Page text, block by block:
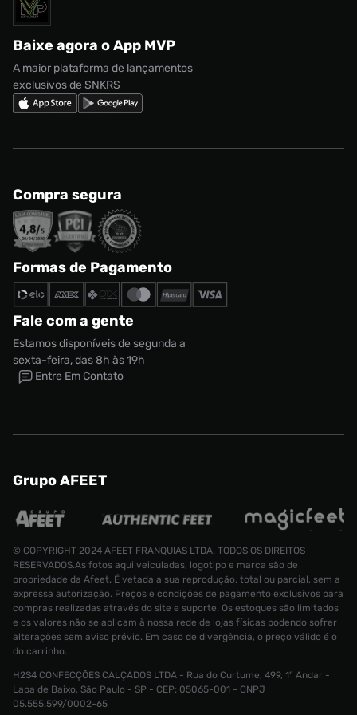
Tênis Nike Air Force 1 ´07 Se Feminino
Marcas
adidas Campus
Nike Shox
Política de privacidade
Regulamento CRM/ CASHBACK
Regulamento Cupom
Solicite seus dados
Baixe agora o App MVP
A maior plataforma de lançamentos
exclusivos de SNKRS
Compra segura
Formas de Pagamento
Fale com a gente
Estamos disponíveis de segunda a
sexta-feira, das 8h às 19h
Entre Em Contato
Grupo AFEET
© COPYRIGHT 2024 AFEET FRANQUIAS LTDA. TODOS OS DIREITOS
RESERVADOS.As fotos aqui veiculadas, logotipo e marca são de
propriedade da Afeet. É vetada a sua reprodução, total ou parcial, sem a
expressa autorização. Preços e condições de pagamento exclusivos para
compras realizadas através do site e suporte. Os estoques são limitados
e os valores não se aplicam à nossa rede de lojas físicas podendo sofrer
alterações sem aviso prévio. Em caso de divergência, o preço válido é o
do carrinho.
H2S4 CONFECÇÕES CALÇADOS LTDA - Rua do Curtume, 499, 1° Andar -
Lapa de Baixo, São Paulo - SP - CEP: 05065-001 - CNPJ
05.555.599/0002-65